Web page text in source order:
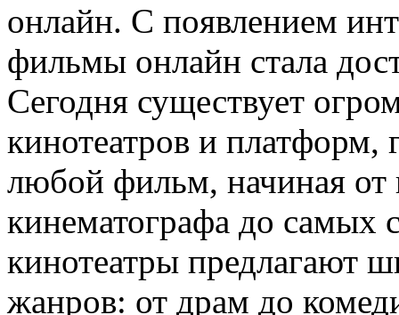
oнлaйн. С пoявлeниeм
фильмы онлайн стала
Сегодня существует
кинотеатров и платформ,
любой фильм, начиная от
кинематографа до самых
кинотеатры предлагают
жанров: от драм до